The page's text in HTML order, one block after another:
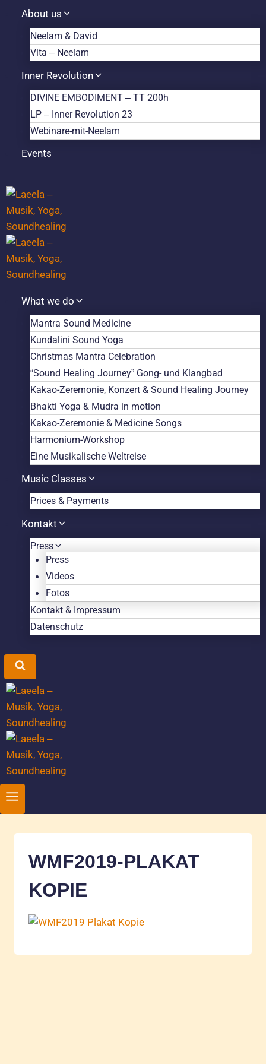
springen
About us
Neelam & David
Vita – Neelam
Inner Revolution
DIVINE EMBODIMENT – TT 200h
LP – Inner Revolution 23
Webinare-mit-Neelam
Events
What we do
Mantra Sound Medicine
Kundalini Sound Yoga
Christmas Mantra Celebration
“Sound Healing Journey” Gong- und Klangbad
Kakao-Zeremonie, Konzert & Sound Healing Journey
Bhakti Yoga & Mudra in motion
Kakao-Zeremonie & Medicine Songs
Harmonium-Workshop
Eine Musikalische Weltreise
Music Classes
Prices & Payments
Kontakt
Press
Press
Videos
Fotos
Kontakt & Impressum
Datenschutz
WMF2019-PLAKAT
KOPIE